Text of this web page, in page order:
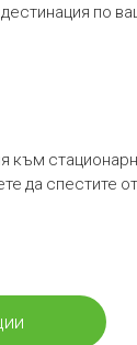
по
към
да спестите